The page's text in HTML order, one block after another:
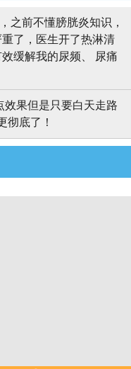
之前不懂膀胱炎知识，
了，医生开了热淋清
缓解我的尿频、 尿痛
果但是只要白天走路
彻底了！